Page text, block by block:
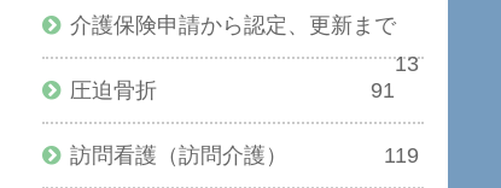
介護保険申請から認定、更新まで
13
圧迫骨折
91
訪問看護（訪問介護） 119